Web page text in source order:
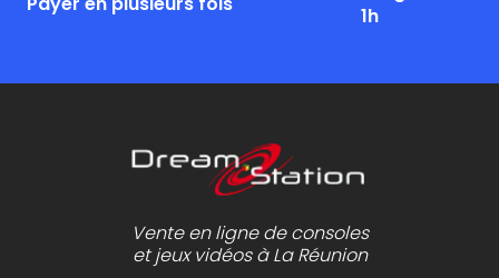
1h
Vente en ligne de consoles
et jeux vidéos à La Réunion